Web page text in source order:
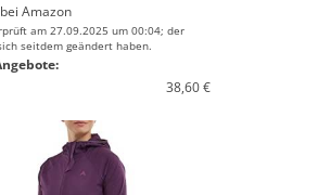
Amazon
am 27.09.2025 um 00:04; der
seitdem geändert haben.
38,60 €